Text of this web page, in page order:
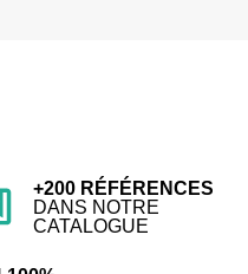
+200 RÉFÉRENCES
DANS NOTRE
CATALOGUE